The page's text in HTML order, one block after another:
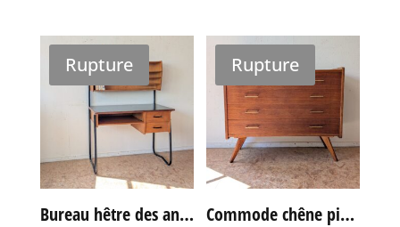
Rupture
Bureau hêtre des années 60
Rupture
Commode chêne pieds compas vintage